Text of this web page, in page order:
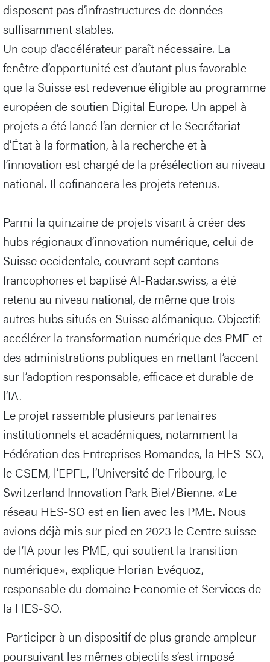
disposent pas d’infrastructures de données
suffisamment stables.
Un coup d’accélérateur paraît nécessaire. La
fenêtre d’opportunité est d’autant plus favorable
que la Suisse est redevenue éligible au programme
européen de soutien Digital Europe. Un appel à
projets a été lancé l’an dernier et le Secrétariat
d’État à la formation, à la recherche et à
l’innovation est chargé de la présélection au niveau
national. Il cofinancera les projets retenus.
Parmi la quinzaine de projets visant à créer des
hubs régionaux d’innovation numérique, celui de
Suisse occidentale, couvrant sept cantons
francophones et baptisé AI-Radar.swiss, a été
retenu au niveau national, de même que trois
autres hubs situés en Suisse alémanique. Objectif:
accélérer la transformation numérique des PME et
des administrations publiques en mettant l’accent
sur l’adoption responsable, efficace et durable de
l’IA.
Le projet rassemble plusieurs partenaires
institutionnels et académiques, notamment la
Fédération des Entreprises Romandes, la HES-SO,
le CSEM, l’EPFL, l’Université de Fribourg, le
Switzerland Innovation Park Biel/Bienne. «Le
réseau HES-SO est en lien avec les PME. Nous
avions déjà mis sur pied en 2023 le Centre suisse
de l’IA pour les PME, qui soutient la transition
numérique», explique Florian Evéquoz,
responsable du domaine Economie et Services de
la HES-SO.
Participer à un dispositif de plus grande ampleur
poursuivant les mêmes objectifs s’est imposé